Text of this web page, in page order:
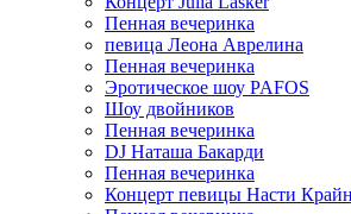
Пенная вечеринка
певица Леона Аврелина
Пенная вечеринка
Эротическое шоу PAFOS
Шоу двойников
Пенная вечеринка
DJ Наташа Бакарди
Пенная вечеринка
Концерт певицы Насти